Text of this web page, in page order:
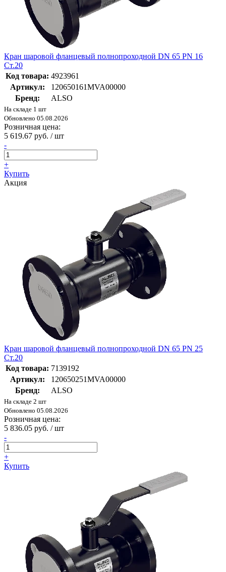
Кран шаровой фланцевый полнопроходной DN 65 PN 16
Ст.20
Код товара: 4923961
Артикул:
120650161MVA00000
Бренд:
ALSO
На складе 1 шт
Обновлено 05.08.2026
Розничная цена:
5 619.67 руб. / шт
-
+
Купить
Акция
Кран шаровой фланцевый полнопроходной DN 65 PN 25
Ст.20
Код товара: 7139192
Артикул:
120650251MVA00000
Бренд:
ALSO
На складе 2 шт
Обновлено 05.08.2026
Розничная цена:
5 836.05 руб. / шт
-
+
Купить